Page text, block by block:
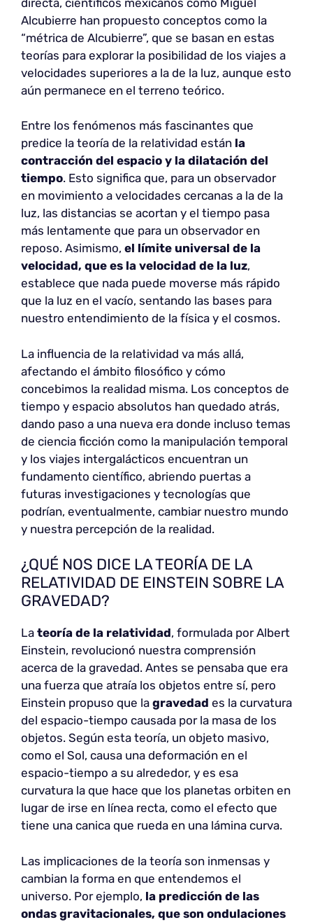
Alcubierre han propuesto conceptos como la
“métrica de Alcubierre”, que se basan en estas
teorías para explorar la posibilidad de los viajes a
velocidades superiores a la de la luz, aunque esto
aún permanece en el terreno teórico.
Entre los fenómenos más fascinantes que
predice la teoría de la relatividad están la
contracción del espacio y la dilatación del
tiempo. Esto significa que, para un observador
en movimiento a velocidades cercanas a la de la
luz, las distancias se acortan y el tiempo pasa
más lentamente que para un observador en
reposo. Asimismo, el límite universal de la
velocidad, que es la velocidad de la luz,
establece que nada puede moverse más rápido
que la luz en el vacío, sentando las bases para
nuestro entendimiento de la física y el cosmos.
La influencia de la relatividad va más allá,
afectando el ámbito filosófico y cómo
concebimos la realidad misma. Los conceptos de
tiempo y espacio absolutos han quedado atrás,
dando paso a una nueva era donde incluso temas
de ciencia ficción como la manipulación temporal
y los viajes intergalácticos encuentran un
fundamento científico, abriendo puertas a
futuras investigaciones y tecnologías que
podrían, eventualmente, cambiar nuestro mundo
y nuestra percepción de la realidad.
¿QUÉ NOS DICE LA TEORÍA DE LA
RELATIVIDAD DE EINSTEIN SOBRE LA
GRAVEDAD?
La teoría de la relatividad, formulada por Albert
Einstein, revolucionó nuestra comprensión
acerca de la gravedad. Antes se pensaba que era
una fuerza que atraía los objetos entre sí, pero
Einstein propuso que la gravedad es la curvatura
del espacio-tiempo causada por la masa de los
objetos. Según esta teoría, un objeto masivo,
como el Sol, causa una deformación en el
espacio-tiempo a su alrededor, y es esa
curvatura la que hace que los planetas orbiten en
lugar de irse en línea recta, como el efecto que
tiene una canica que rueda en una lámina curva.
Las implicaciones de la teoría son inmensas y
cambian la forma en que entendemos el
universo. Por ejemplo, la predicción de las
ondas gravitacionales, que son ondulaciones